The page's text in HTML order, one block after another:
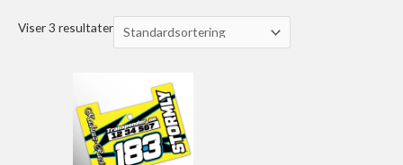
Viser 3 resultater